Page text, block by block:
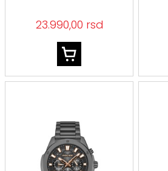
23.990,00 rsd